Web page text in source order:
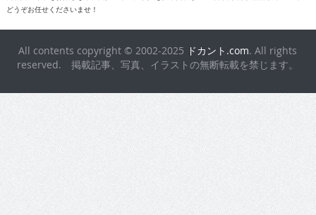
どうぞお任せくださいませ！
All contents copyright © 2002-2025 ドカント.com. All rights
reserved. 掲載記事、写真、イラストの無断転載を禁じます。